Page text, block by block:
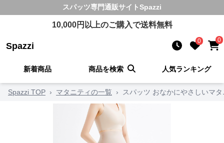
スパッツ専門通販サイトSpazzi
10,000円以上のご購入で送料無料
Spazzi 0 0
新着商品 商品を検索 人気ランキング
Spazzi TOP › マタニティの一覧 › スパッツ おなかにやさしいマ